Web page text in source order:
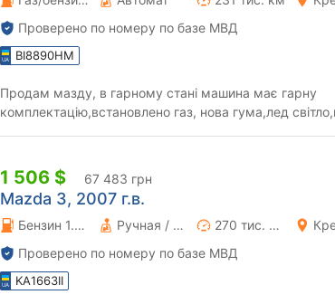
Проверено по номеру по базе МВД
BI8890HM
Продам мазду, в гарному стані машина має гарну
комплектацію,встановлено газ, нова гума,лед
1 506 $ 67 483 грн
Mazda 3, 2007 г.в.
Бензин 1.6 л. Ручная / Механика 270 тис. км
Проверено по номеру по базе МВД
KA1663II